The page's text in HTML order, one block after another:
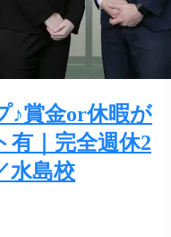
♪賞金or休暇が
有｜完全週休2
水島校